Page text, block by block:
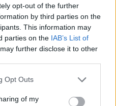
opt-out of the further
by third parties on the
This information may
parties on the IAB’s List of
further disclose it to other
Opt Outs
of my